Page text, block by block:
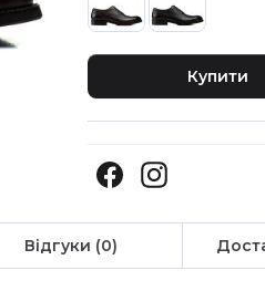
Купити
Відгуки (0)